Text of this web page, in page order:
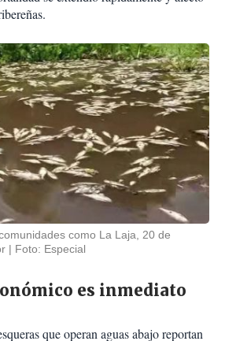
como La Laja, 20 de
Foto: Especial
es inmediato
que operan aguas abajo reportan